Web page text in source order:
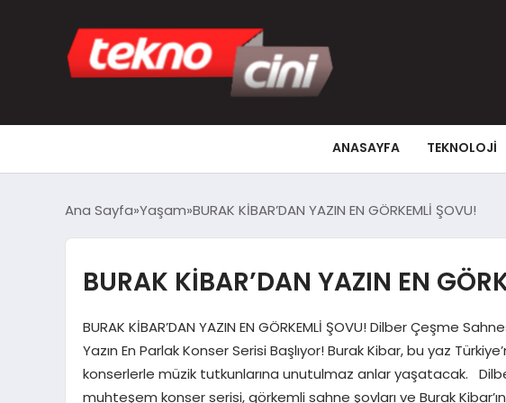
ANASAYFA TEKNOLOJI
Ana Sayfa Yaşam BURAK KİBAR’DAN YAZIN EN GÖRKEMLİ ŞOVU!
BURAK KİBAR’DAN YAZIN EN
BURAK KİBAR’DAN YAZIN EN GÖRKEMLİ ŞOVU! Dilber Çeşme
Yazın En Parlak Konser Serisi Başlıyor! Burak Kibar, bu yaz
konserlerle müzik tutkunlarına unutulmaz anlar yaşatacak.
muhteşem konser serisi, görkemli sahne şovları ve Burak